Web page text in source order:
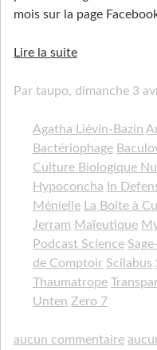
mois sur la page
Lire la suite
Par taupo, dimanche 3
Agatha Liévin-Bazin
Bactériophage
Culture Biologique
Hypoconcha
In
Ménielle
La Boîte à
Jerram Maïeutique
Podcast Science
de Comptoir Scilabus
Thaumatrope
Unten Zero 7
aucun commentaire